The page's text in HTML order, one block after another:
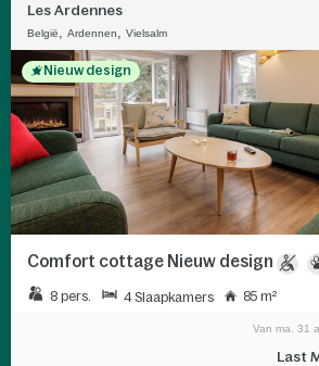
Les Ardennes
België Ardennen Vielsalm
Nieuw design
Comfort cottage Nieuw design
8 pers. 4 Slaapkamers 85 m²
Last
Van ma. 31